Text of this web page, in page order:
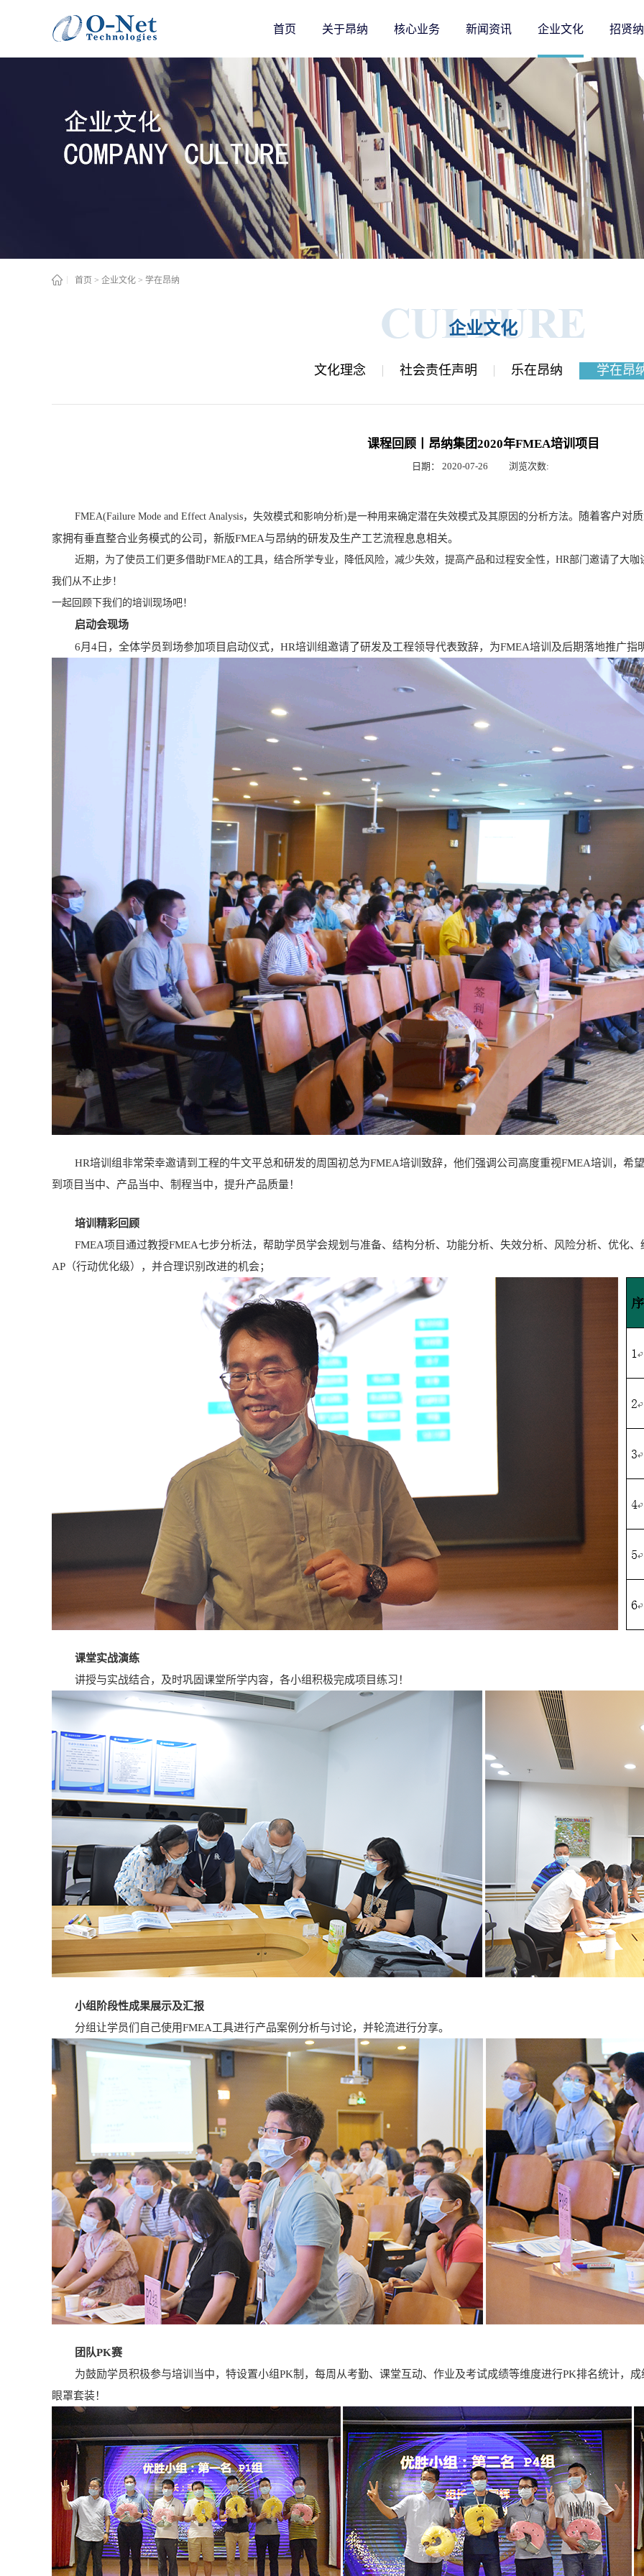
首页 关于昂纳 核心业务 新闻资讯 企业文化 招贤
首页 > 企业文化 > 学在昂纳
企业文化
文化理念 社会责任声明 乐在昂纳 学在昂
课程回顾丨昂纳集团2020年FMEA培训项目
日期： 2020-07-26 浏览次数:
FMEA(Failure Mode and Effect Analysis，失效模式和影响分析)是一种用来确定潜在失效模式及其原因的分析方法。
随着客户对
家拥有垂直整合业务模式的公司，新版FMEA与昂纳的研发及生产工艺流程息息相关。
近期，为了使员工们更多借助FMEA的工具，结合所学专业，降低风险，减少失效，提高产品和过程安全性，HR部门邀请了大咖
我们从不止步！
一起回顾下我们的培训现场吧！
启动会现场
6月4日，全体学员到场参加项目启动仪式，HR培训组邀请了研发及工程领导代表致辞，为FMEA培训及后期落地推广指
HR培训组非常荣幸邀请到工程的牛文平总和研发的周国初总为FMEA培训致辞，他们强调公司高度重视FMEA培训，希
到项目当中、产品当中、制程当中，提升产品质量！
培训精彩回顾
FMEA项目通过教授FMEA七步分析法，帮助学员学会规划与准备、结构分析、功能分析、失效分析、风险分析、优化、
AP（行动优化级），并合理识别改进的机会；
课堂实战演练
讲授与实战结合，及时巩固课堂所学内容，各小组积极完成项目练习！
小组阶段性成果展示及汇报
分组让学员们自己使用FMEA工具进行产品案例分析与讨论，并轮流进行分享。
团队PK赛
为鼓励学员积极参与培训当中，特设置小组PK制，每周从考勤、课堂互动、作业及考试成绩等维度进行PK排名统计，
眼罩套装！